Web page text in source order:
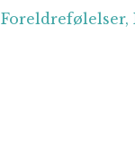
Foreldrefølelser